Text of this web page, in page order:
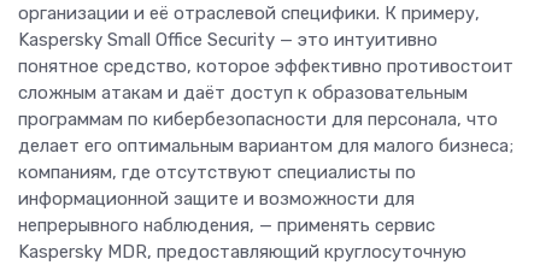
организации и её отраслевой специфики. К примеру,
Kaspersky Small Office Security — это интуитивно
понятное средство, которое эффективно противостоит
сложным атакам и даёт доступ к образовательным
программам по кибербезопасности для персонала, что
делает его оптимальным вариантом для малого бизнеса;
компаниям, где отсутствуют специалисты по
информационной защите и возможности для
непрерывного наблюдения, — применять сервис
Kaspersky MDR, предоставляющий круглосуточную